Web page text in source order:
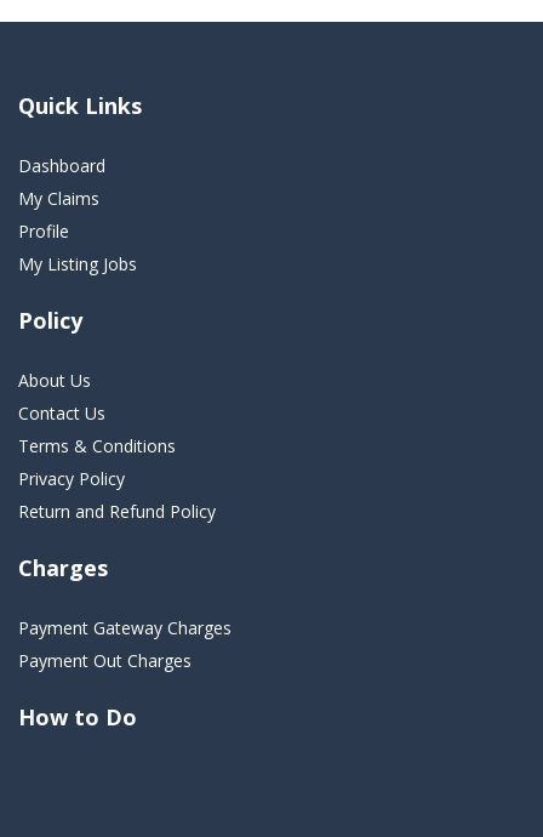
Quick Links
Dashboard
My Claims
Profile
My Listing Jobs
Policy
About Us
Contact Us
Terms & Conditions
Privacy Policy
Return and Refund Policy
Charges
Payment Gateway Charges
Payment Out Charges
How to Do